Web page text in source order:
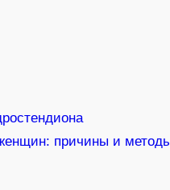
причины и